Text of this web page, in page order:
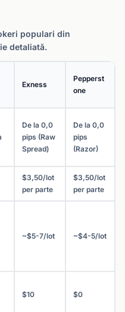
populari din
detaliată.
Exness
Pepperst
one
De la 0,0
pips (Raw
Spread)
De la 0,0
pips
(Razor)
$3,50/lot
per parte
$3,50/lot
per parte
~$5-7/lot ~$4-5/lot
$10 $0